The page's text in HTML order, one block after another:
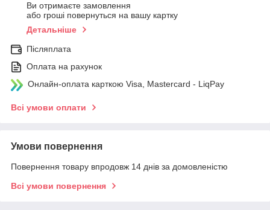
Ви отримаєте замовлення
або гроші повернуться на вашу картку
Детальніше
Післяплата
Оплата на рахунок
Онлайн-оплата карткою Visa, Mastercard - LiqPay
Всі умови оплати
Умови повернення
Повернення товару впродовж 14 днів за домовленістю
Всі умови повернення